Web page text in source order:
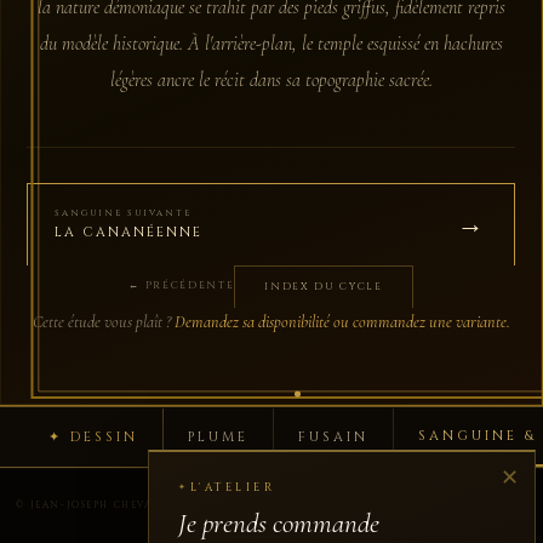
✕
✦ L'ATELIER
Je prends commande
la nature démoniaque se trahit par des pieds griffus, fidèlement repris
du modèle historique. À l'arrière-plan, le temple esquissé en hachures
légères ancre le récit dans sa topographie sacrée.
SANGUINE SUIVANTE
LA CANANÉENNE →
← PRÉCÉDENTE INDEX DU CYCLE
Cette étude vous plaît ?Demandez sa disponibilité ou commandez une variante.
✦ DESSIN PLUME FUSAIN SANGUINE &
© JEAN-JOSEPH CHEVALIER · TOUS DROITS RÉSERVÉS